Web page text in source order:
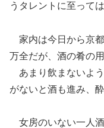
うタレントに至って
家内は今日から京
万全だが、酒の肴の用
あまり飲まないよ
がないと酒も進み、酔
女房のいない一人